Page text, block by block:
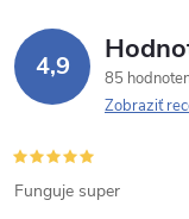
v
k
y
4,9
85
Zobraziť
Funguje super